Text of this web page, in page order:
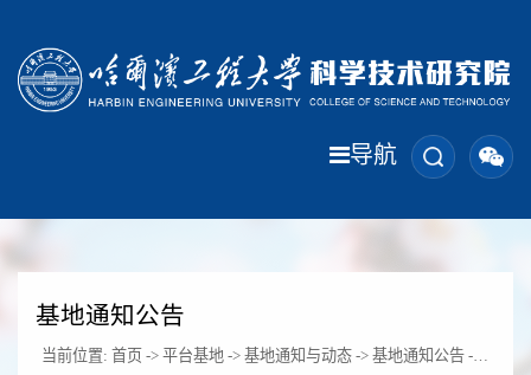
导航
基地通知公告
当前位置: 首页 -> 平台基地 -> 基地通知与动态 -> 基地通知公告 -> 正文